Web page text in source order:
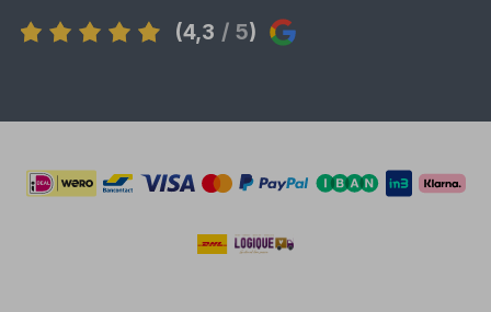
(4,3 / 5)